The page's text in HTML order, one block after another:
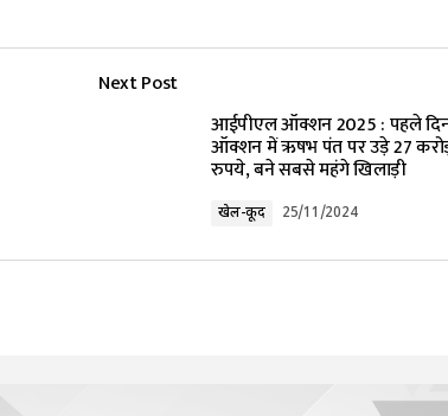
Next Post
आईपीएल ऑक्शन 2025 : पहले
ऑक्शन में ऋषभ पंत पर उड़े 27
रुपये, बने सबसे महंगे खिलाड़ी
खेल-कूद 25/11/2024